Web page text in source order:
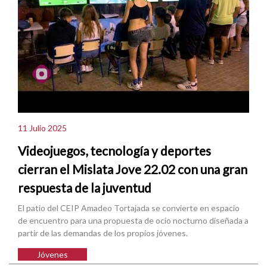
11 Julio 2025
Videojuegos, tecnología y deportes
cierran el Mislata Jove 22.02 con una gran
respuesta de la juventud
El patio del CEIP Amadeo Tortajada se convierte en espacio
de encuentro para una propuesta de ocio nocturno diseñada a
partir de las demandas de los propios jóvenes.
Jóvenes